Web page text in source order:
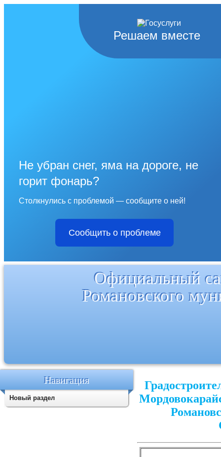
Решаем вместе
Не убран снег, яма на дороге, не
горит фонарь?
Столкнулись с проблемой — сообщите о ней!
Сообщить о проблеме
Официальный
Романовского
Навигация
Новый раздел